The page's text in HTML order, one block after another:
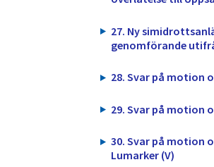
27. Ny
genomförande
28. Svar på motion
29. Svar på motion
30. Svar på motion
Lumarker (V)